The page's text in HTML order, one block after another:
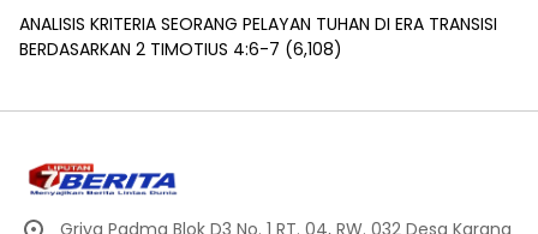
ANALISIS KRITERIA SEORANG PELAYAN TUHAN DI ERA TRANSISI
BERDASARKAN 2 TIMOTIUS 4:6-7 (6,108)
Griya Padma Blok D3 No. 1 RT. 04, RW. 032 Desa Karang